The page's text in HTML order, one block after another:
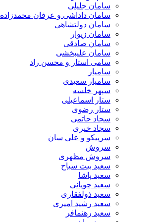
سامان جلیلی
سامان داداشی و عرفان محمدزاده
سامان دولتشاهی
سامان زیوار
سامان صادقی
سامان علیبخشی
سامی استار و محسن راد
سامیار
سامیار سعیدی
سپهر خلسه
ستار اسماعیلی
ستار رضوی
سجاد حاتمی
سجاد خیری
سرپیکو و علی سان
سروش
سروش مظهری
سعید بیت سیاح
سعید پاشا
سعید چوپانی
سعید ذولفقاری
سعید رشید امیری
سعید رهنمافر